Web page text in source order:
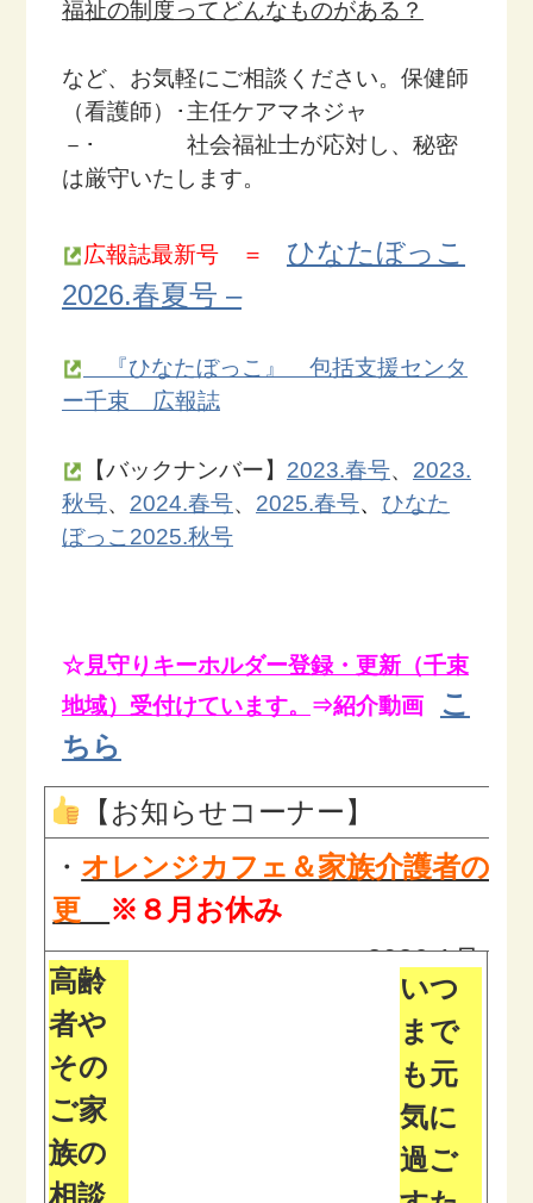
福祉の制度ってどんなものがある？
など、お気軽にご相談ください。 保健師
（看護師）･主任ケアマネジャ
－ ･ 社会福祉士が応対し、秘密
は厳守いたします。
広報誌最新号 ＝ ひなたぼっこ
2026.春夏号 –
『ひなたぼっこ』 包括支援センタ
ー千束 広報誌
【バックナンバー】 2023.春号、 2023.
秋号、 2024.春号、 2025.春号、 ひなた
ぼっこ2025.秋号
☆見守りキーホルダー登録・更新（千束
地域）受付けています。 ⇒紹介動画
こ
ちら
【お知らせコーナー】
・ オレンジカフェ＆家族介護者の会
更
※８月お休み
⇒2026.1月
ジカフェ 千束
・ 【大田区 ボランティア募集】千
出張説明会
⇒シニア
絆サポート出張説明会
高齢
者や
その
ご家
族の
相談
いつ
まで
も元
気に
過ご